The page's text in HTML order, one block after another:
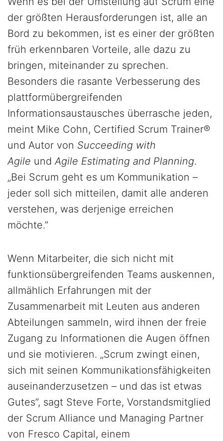
der größten Herausforderungen ist, alle an
Bord zu bekommen, ist es einer der größten
früh erkennbaren Vorteile, alle dazu zu
bringen, miteinander zu sprechen.
Besonders die rasante Verbesserung des
plattformübergreifenden
Informationsaustausches überrasche jeden,
meint Mike Cohn, Certified Scrum Trainer®
und Autor von Succeeding with
Agile undAgile Estimating and Planning.
„Bei Scrum geht es um Kommunikation –
jeder soll sich mitteilen, damit alle anderen
verstehen, was derjenige erreichen
möchte.”
Wenn Mitarbeiter, die sich nicht mit
funktionsübergreifenden Teams auskennen,
allmählich Erfahrungen mit der
Zusammenarbeit mit Leuten aus anderen
Abteilungen sammeln, wird ihnen der freie
Zugang zu Informationen die Augen öffnen
und sie motivieren. „Scrum zwingt einen,
sich mit seinen Kommunikationsfähigkeiten
auseinanderzusetzen – und das ist etwas
Gutes”, sagt Steve Forte, Vorstandsmitglied
der Scrum Alliance und Managing Partner
von Fresco Capital, einem